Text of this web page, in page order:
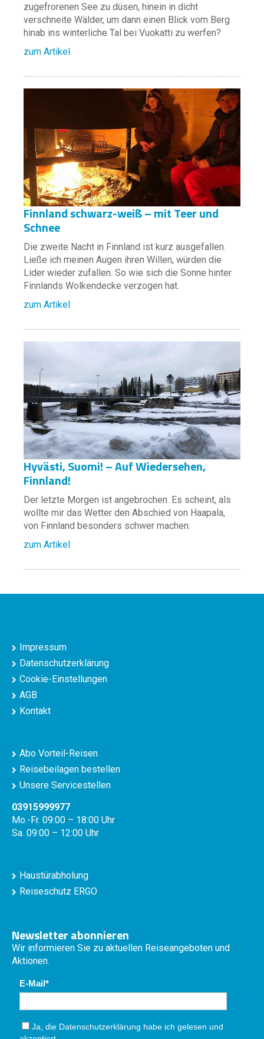
zugefrorenen See zu düsen, hinein in dicht
verschneite Wälder, um dann einen Blick vom Berg
hinab ins winterliche Tal bei Vuokatti zu werfen?
zum Artikel
Finnland schwarz-weiß – mit Teer und
Schnee
Die zweite Nacht in Finnland ist kurz ausgefallen.
Ließe ich meinen Augen ihren Willen, würden die
Lider wieder zufallen. So wie sich die Sonne hinter
Finnlands Wolkendecke verzogen hat.
zum Artikel
Hyvästi, Suomi! – Auf Wiedersehen,
Finnland!
Der letzte Morgen ist angebrochen. Es scheint, als
wollte mir das Wetter den Abschied von Haapala,
von Finnland besonders schwer machen.
zum Artikel
Impressum
Datenschutzerklärung
Cookie-Einstellungen
AGB
Kontakt
Abo Vorteil-Reisen
Reisebeilagen bestellen
Unsere Servicestellen
03915999977
Mo.-Fr. 09:00 – 18:00 Uhr
Sa. 09:00 – 12:00 Uhr
Haustürabholung
Reiseschutz ERGO
Newsletter abonnieren
Wir informieren Sie zu aktuellen Reiseangeboten und
Aktionen.
E-Mail
Ja, die Datenschutzerklärung habe ich gelesen und